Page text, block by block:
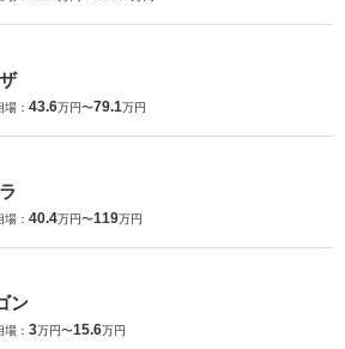
： 43.6万円〜79.1万円
： 40.4万円〜119万円
ン
： 3万円〜15.6万円